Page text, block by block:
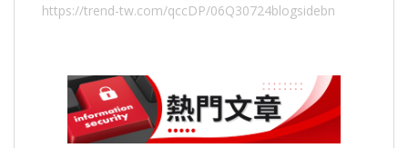
https://trend-tw.com/qccDP/06Q30724blogsidebn